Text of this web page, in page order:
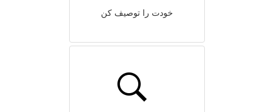
خودت را توصیف کن